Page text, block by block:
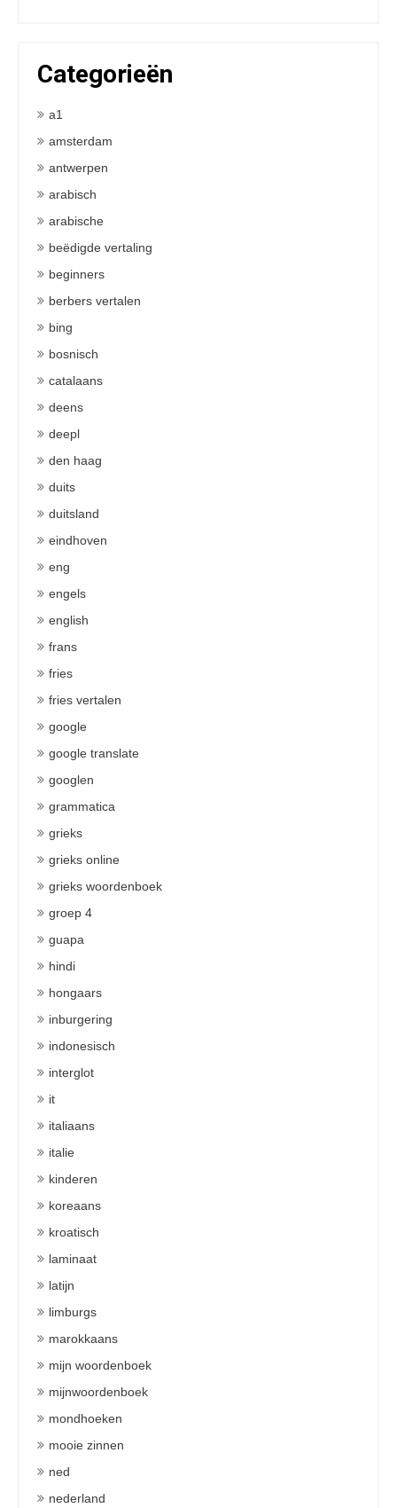
Categorieën
a1
amsterdam
antwerpen
arabisch
arabische
beëdigde vertaling
beginners
berbers vertalen
bing
bosnisch
catalaans
deens
deepl
den haag
duits
duitsland
eindhoven
eng
engels
english
frans
fries
fries vertalen
google
google translate
googlen
grammatica
grieks
grieks online
grieks woordenboek
groep 4
guapa
hindi
hongaars
inburgering
indonesisch
interglot
it
italiaans
italie
kinderen
koreaans
kroatisch
laminaat
latijn
limburgs
marokkaans
mijn woordenboek
mijnwoordenboek
mondhoeken
mooie zinnen
ned
nederland